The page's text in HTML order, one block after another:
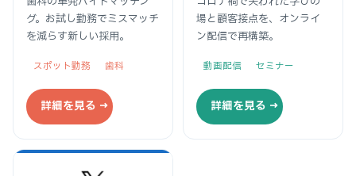
グ。お試し勤務でミスマッチ
を減らす新しい採用。
スポット勤務 歯科
詳細を見る →
場と顧客接点を、オンライ
ン配信で再構築。
動画配信 セミナー
詳細を見る →